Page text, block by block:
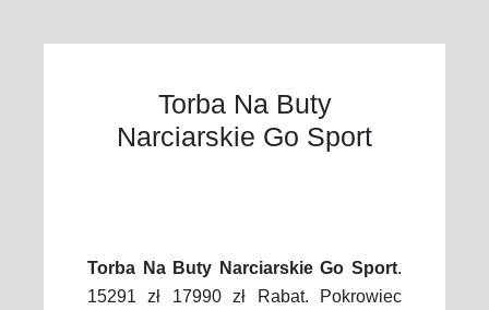
Torba Na Buty
Narciarskie Go Sport
Torba Na Buty Narciarskie Go Sport.
15291 zł 17990 zł Rabat. Pokrowiec